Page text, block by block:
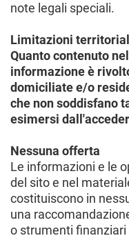
note legali speciali.
Limitazioni
Quanto contenuto
informazione è
domiciliate e/o
che non soddisfano
esimersi
Nessuna offerta
Le informazioni e le
del sito e nel
costituiscono in
una
o strumenti finanziari